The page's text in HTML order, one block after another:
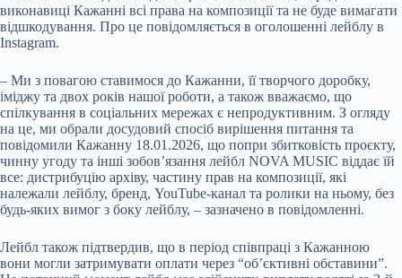
виконавиці Кажанні всі права на композиції та не буде вимагати
відшкодування. Про це повідомляється в оголошенні лейблу в
Instagram.
– Ми з повагою ставимося до Кажанни, її творчого доробку,
іміджу та двох років нашої роботи, а також вважаємо, що
спілкування в соціальних мережах є непродуктивним. З огляду
на це, ми обрали досудовий спосіб вирішення питання та
повідомили Кажанну 18.01.2026, що попри збитковість проєкту,
чинну угоду та інші зобов’язання лейбл NOVA MUSIC віддає їй
все: дистрибуцію архіву, частину прав на композиції, які
належали лейблу, бренд, YouTube-канал та ролики на ньому, без
будь-яких вимог з боку лейблу, – зазначено в повідомленні.
Лейбл також підтвердив, що в період співпраці з Кажанною
вони могли затримувати оплати через “об’єктивні обставини”.